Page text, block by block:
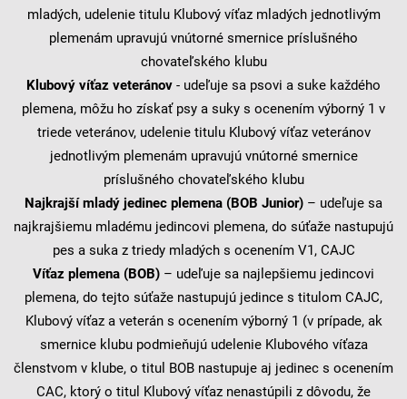
mladých, udelenie titulu Klubový víťaz mladých jednotlivým
plemenám upravujú vnútorné smernice príslušného
chovateľského klubu
Klubový víťaz veteránov - udeľuje sa psovi a suke každého
plemena, môžu ho získať psy a suky s ocenením výborný 1 v
triede veteránov, udelenie titulu Klubový víťaz veteránov
jednotlivým plemenám upravujú vnútorné smernice
príslušného chovateľského klubu
Najkrajší mladý jedinec plemena (BOB Junior) – udeľuje sa
najkrajšiemu mladému jedincovi plemena, do súťaže nastupujú
pes a suka z triedy mladých s ocenením V1, CAJC
Víťaz plemena (BOB) – udeľuje sa najlepšiemu jedincovi
plemena, do tejto súťaže nastupujú jedince s titulom CAJC,
Klubový víťaz a veterán s ocenením výborný 1 (v prípade, ak
smernice klubu podmieňujú udelenie Klubového víťaza
členstvom v klube, o titul BOB nastupuje aj jedinec s ocenením
CAC, ktorý o titul Klubový víťaz nenastúpili z dôvodu, že